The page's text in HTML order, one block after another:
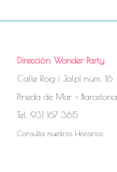
Dirección Wonder Party
Calle Roig i Jalpí núm. 16
Pineda de Mar – Barcelona
Tel. 931 167 365
Consulta nuestros Horarios